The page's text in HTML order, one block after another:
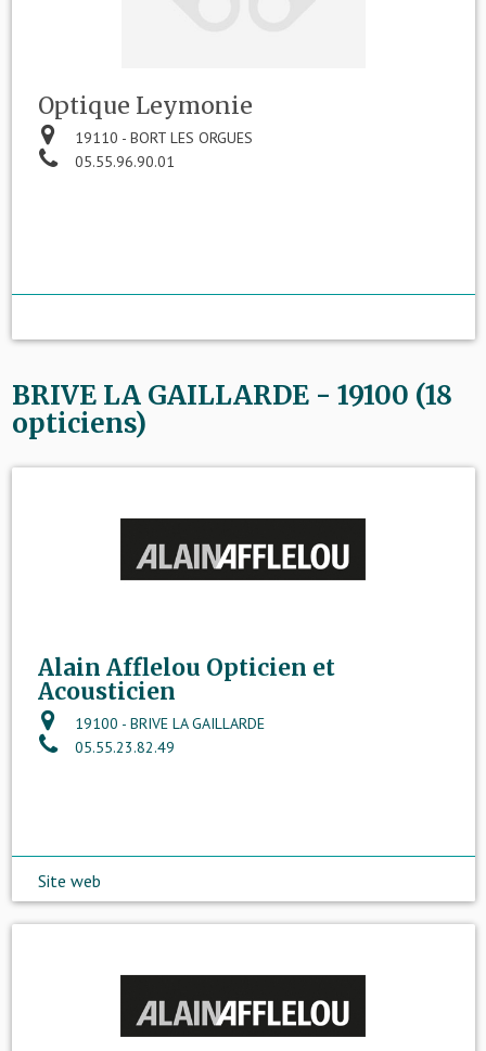
Optique Leymonie
19110 - BORT LES ORGUES
05.55.96.90.01
BRIVE LA GAILLARDE - 19100 (18
opticiens)
Alain Afflelou Opticien et
Acousticien
19100 - BRIVE LA GAILLARDE
05.55.23.82.49
Site web